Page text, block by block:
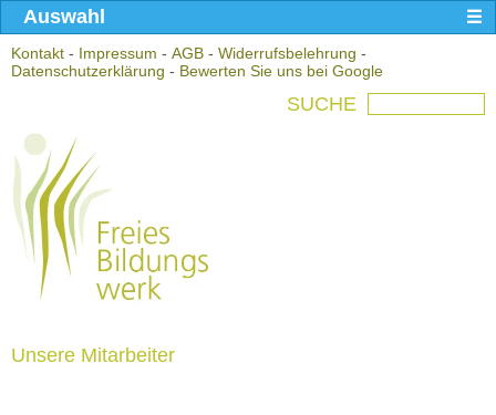
Kontakt - Impressum - AGB - Widerrufsbelehrung -
Datenschutzerklärung - Bewerten Sie uns bei Google
SUCHE
Unsere Mitarbeiter
Auswahl